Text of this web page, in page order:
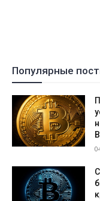
Популярные